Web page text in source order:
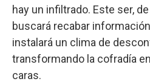
hay un infiltrado. Este ser,
buscará recabar
instalará un clima de
transformando la cofradía
caras.